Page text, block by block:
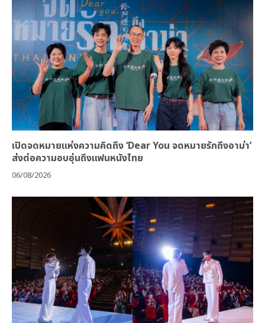
เปิดจดหมายแห่งความคิดถึง ‘Dear You จดหมายรักถึงอาม่า’
ส่งต่อความอบอุ่นถึงแฟนหนังไทย
06/08/2026